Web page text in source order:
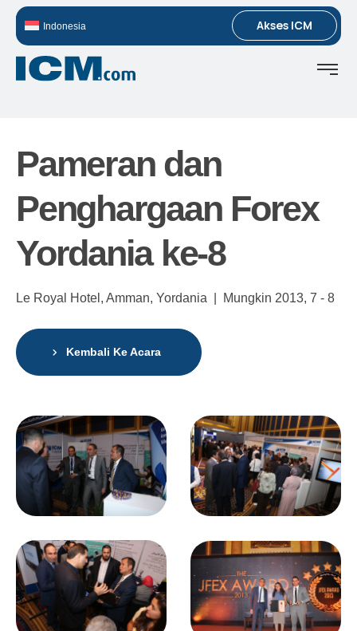
Indonesia Akses ICM
Pameran dan
Penghargaan Forex
Yordania ke-8
Le Royal Hotel, Amman, Yordania | Mungkin 2013, 7 - 8
Kembali Ke Acara